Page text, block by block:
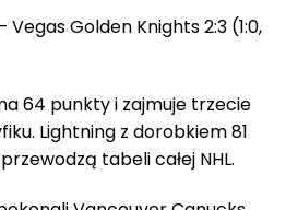
Golden Knights 2:3 (1:0,
64 punkty i zajmuje trzecie
Lightning z dorobkiem 81
tabeli całej NHL.